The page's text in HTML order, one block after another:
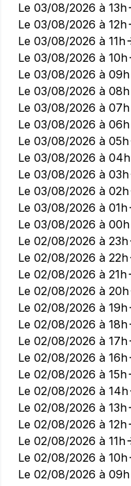
Le 03/08/2026 à 13h
Le 03/08/2026 à 12h
Le 03/08/2026 à 11h
Le 03/08/2026 à 10h
Le 03/08/2026 à 09h
Le 03/08/2026 à 08h
Le 03/08/2026 à 07h
Le 03/08/2026 à 06h
Le 03/08/2026 à 05h
Le 03/08/2026 à 04h
Le 03/08/2026 à 03h
Le 03/08/2026 à 02h
Le 03/08/2026 à 01h
Le 03/08/2026 à 00h
Le 02/08/2026 à 23h
Le 02/08/2026 à 22h
Le 02/08/2026 à 21h
Le 02/08/2026 à 20h
Le 02/08/2026 à 19h
Le 02/08/2026 à 18h
Le 02/08/2026 à 17h
Le 02/08/2026 à 16h
Le 02/08/2026 à 15h
Le 02/08/2026 à 14h
Le 02/08/2026 à 13h
Le 02/08/2026 à 12h
Le 02/08/2026 à 11h
Le 02/08/2026 à 10h
Le 02/08/2026 à 09h